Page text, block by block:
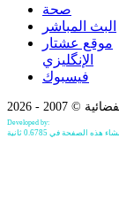
صحة
البث المباشر
موقع عشتار
الإنگليزي
فيسبوك
- 2026
Developed by:
هذه الصفحة في 0.6785 ثانية